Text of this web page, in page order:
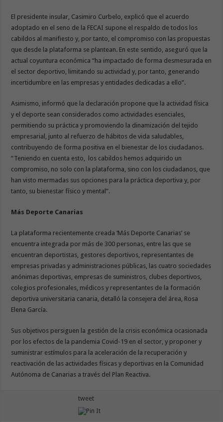
El presidente insular, Casimiro Curbelo, explicó que el acuerdo
adoptado en el seno de la FECAI supone el respaldo de todos los
cabildos al manifiesto y, por tanto, el compromiso con las propuestas
que desde la plataforma se plantean. En este sentido, aseguró que la
actual coyuntura económica “ha impactado de forma desmesurada en
el sector deportivo, limitando su actividad y, por tanto, generando
incertidumbre en las empresas y entidades dedicadas a ello”.
Asimismo, informó que la declaración propone que la actividad física
y el deporte sean considerados como actividades esenciales,
permitiendo su práctica y promoviendo la dinamización del tejido
empresarial, junto al refuerzo de hábitos de vida saludables,
contribuyendo de forma positiva en el bienestar de los ciudadanos.
“Teniendo en cuenta esto, los cabildos hemos adquirido un
compromiso, no solo con la plataforma, sino con los ciudadanos, que
han visto mermadas sus opciones para la práctica deportiva y, por
tanto, su bienestar físico y mental”.
Más Deporte Canarias
La plataforma recientemente creada ‘Más Deporte Canarias’ se
encuentra integrada por más de 300 personas, entre las que se
encuentran deportistas, gestores deportivos, representantes de
empresas privadas y administraciones públicas, las cuatro sociedades
anónimas deportivas, empresas de suministros, clubes deportivos,
colegios profesionales, médicos y representantes de la formación
deportiva universitaria canaria, detalló la consejera del área, Rosa
Elena García.
Sus objetivos persiguen la gestión de la crisis económica ocasionada
por los efectos de la pandemia Covid-19 en el sector, y proponer y
suministrar estímulos para la aceleración de la recuperación y
reactivación de las actividades físicas y deportivas en la Comunidad
Autónoma de Canarias a través del Plan Reactiva.
tweet